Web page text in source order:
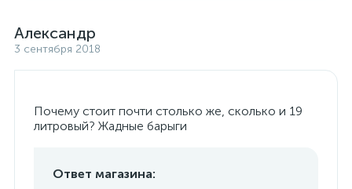
Александр
3 сентября 2018
Почему стоит почти столько же, сколько и 19
литровый? Жадные барыги
Ответ магазина: